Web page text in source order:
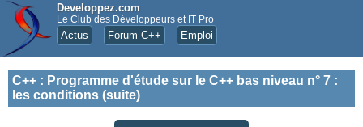
Developpez.com
Le Club des Développeurs et IT Pro
Actus Forum C++ Emploi
C++ : Programme d'étude sur le C++ bas niveau n° 7 :
les conditions (suite)